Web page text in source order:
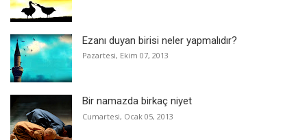
Ezanı duyan birisi neler yapmalıdır?
Pazartesi, Ekim 07, 2013
Bir namazda birkaç niyet
Cumartesi, Ocak 05, 2013